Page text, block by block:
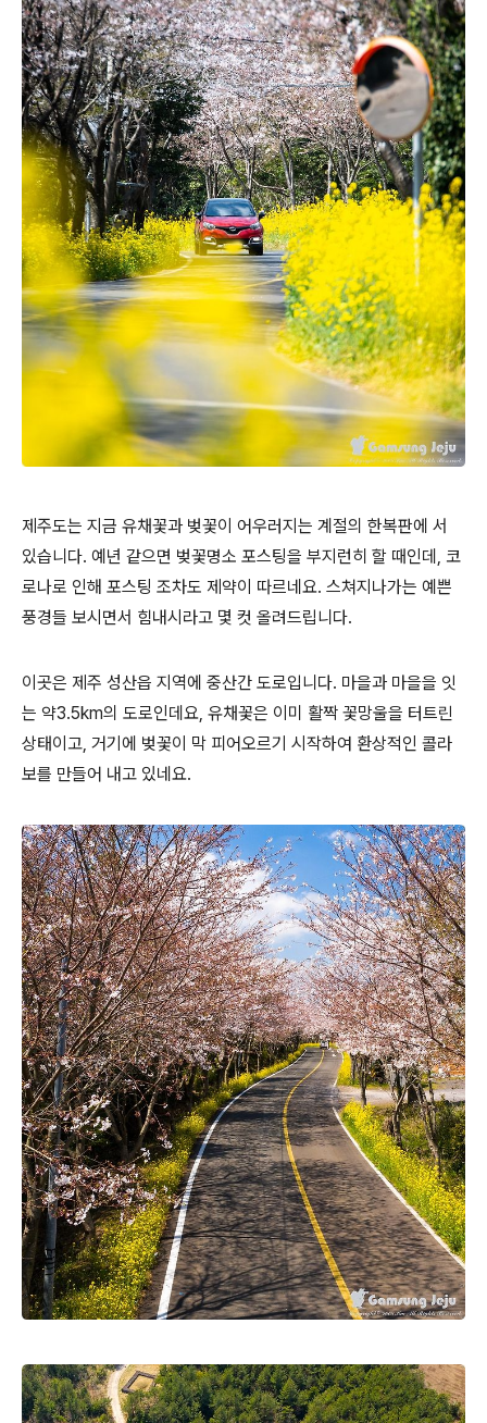
제주도는 지금 유채꽃과 벚꽃이 어우러지는 계절의 한복판에 서
있습니다. 예년 같으면 벚꽃명소 포스팅을 부지런히 할 때인데, 코
로나로 인해 포스팅 조차도 제약이 따르네요. 스쳐지나가는 예쁜
풍경들 보시면서 힘내시라고 몇 컷 올려드립니다.
이곳은 제주 성산읍 지역에 중산간 도로입니다. 마을과 마을을 잇
는 약3.5km의 도로인데요, 유채꽃은 이미 활짝 꽃망울을 터트린
상태이고, 거기에 벚꽃이 막 피어오르기 시작하여 환상적인 콜라
보를 만들어 내고 있네요.